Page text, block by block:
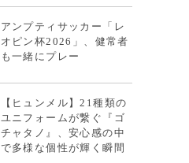
アンプティサッカー「レ
オピン杯2026」、健常者
も一緒にプレー
【ヒュンメル】21種類の
ユニフォームが繋ぐ『ゴ
チャタノ』、安心感の中
で多様な個性が輝く瞬間